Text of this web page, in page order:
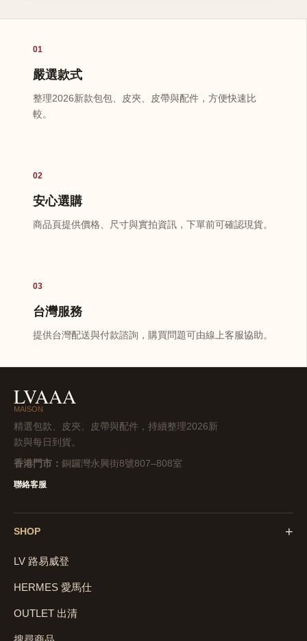
01
嚴選款式
整理2026新款包包、皮夾、皮帶與配件，方便快速比
較。
02
安心選購
商品頁提供價格、尺寸與實拍資訊，下單前可確認現貨。
03
台灣服務
提供台灣配送與付款諮詢，購買問題可由線上客服協助。
LVAAA
MAISON
精選包款、皮夾、皮帶與配件，持續整理2026新
款與每日到貨。
香港門市： 銅鑼灣永興街8號807–808室
聯絡客服
SHOP +
LV 路易威登
HERMES 愛馬仕
OUTLET 出清